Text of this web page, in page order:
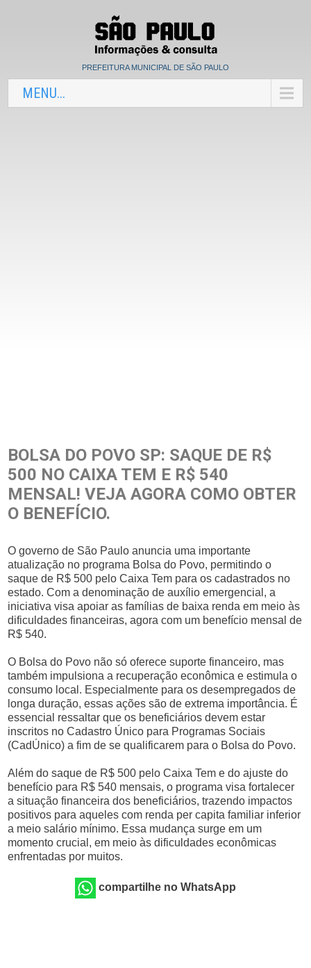
PREFEITURA MUNICIPAL DE SÃO PAULO
MENU...
BOLSA DO POVO SP: SAQUE DE R$
500 NO CAIXA TEM E R$ 540
MENSAL! VEJA AGORA COMO OBTER
O BENEFÍCIO.
O governo de São Paulo anuncia uma importante
atualização no programa Bolsa do Povo, permitindo o
saque de R$ 500 pelo Caixa Tem para os cadastrados no
estado. Com a denominação de auxílio emergencial, a
iniciativa visa apoiar as famílias de baixa renda em meio às
dificuldades financeiras, agora com um benefício mensal de
R$ 540.
O Bolsa do Povo não só oferece suporte financeiro, mas
também impulsiona a recuperação econômica e estimula o
consumo local. Especialmente para os desempregados de
longa duração, essas ações são de extrema importância. É
essencial ressaltar que os beneficiários devem estar
inscritos no Cadastro Único para Programas Sociais
(CadÚnico) a fim de se qualificarem para o Bolsa do Povo.
Além do saque de R$ 500 pelo Caixa Tem e do ajuste do
benefício para R$ 540 mensais, o programa visa fortalecer
a situação financeira dos beneficiários, trazendo impactos
positivos para aqueles com renda per capita familiar inferior
a meio salário mínimo. Essa mudança surge em um
momento crucial, em meio às dificuldades econômicas
enfrentadas por muitos.
compartilhe no WhatsApp